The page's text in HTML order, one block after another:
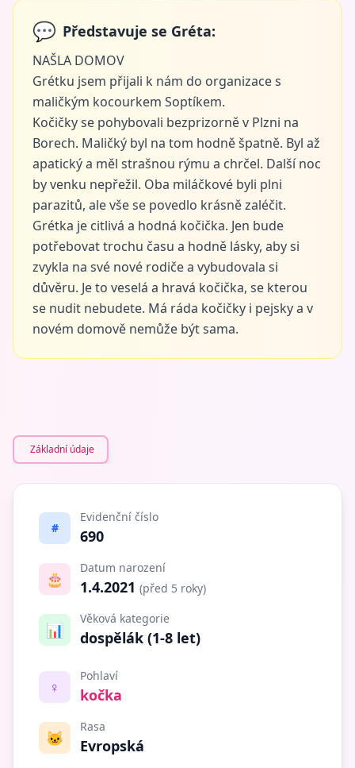
💬 Představuje se Gréta:
NAŠLA DOMOV
Grétku jsem přijali k nám do organizace s
maličkým kocourkem Soptíkem.
Kočičky se pohybovali bezprizorně v Plzni na
Borech. Maličký byl na tom hodně špatně. Byl až
apatický a měl strašnou rýmu a chrčel. Další noc
by venku nepřežil. Oba miláčkové byli plni
parazitů, ale vše se povedlo krásně zaléčit.
Grétka je citlivá a hodná kočička. Jen bude
potřebovat trochu času a hodně lásky, aby si
zvykla na své nové rodiče a vybudovala si
důvěru. Je to veselá a hravá kočička, se kterou
se nudit nebudete. Má ráda kočičky i pejsky a v
novém domově nemůže být sama.
Základní údaje
#
Evidenční číslo
690
🎂
Datum narození
1.4.2021 (před 5 roky)
📊
Věková kategorie
dospělák (1-8 let)
♀️
Pohlaví
kočka
🐱
Rasa
Evropská